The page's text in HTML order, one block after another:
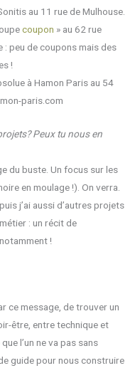
au 11 rue de Mulhouse.
coupon » au 62 rue
peu de coupons mais des
!
à Hamon Paris au 54
paris.com
Peux tu nous en
du buste. Un focus sur les
en moulage !). On verra.
j’ai aussi d’autres projets
: un récit de
!
ce message, de trouver un
être, entre technique et
l’un ne va pas sans
guide pour nous construire